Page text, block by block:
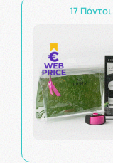
17 Πόντοι